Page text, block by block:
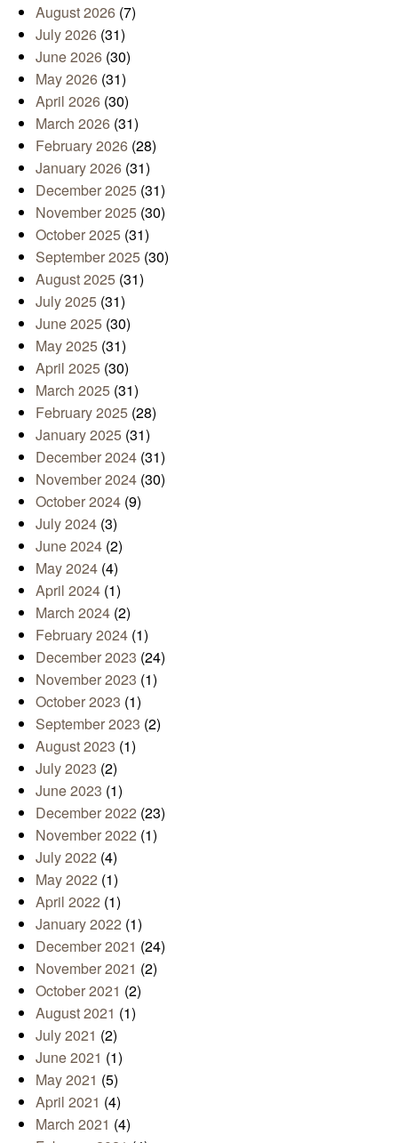
August 2026 (7)
July 2026 (31)
June 2026 (30)
May 2026 (31)
April 2026 (30)
March 2026 (31)
February 2026 (28)
January 2026 (31)
December 2025 (31)
November 2025 (30)
October 2025 (31)
September 2025 (30)
August 2025 (31)
July 2025 (31)
June 2025 (30)
May 2025 (31)
April 2025 (30)
March 2025 (31)
February 2025 (28)
January 2025 (31)
December 2024 (31)
November 2024 (30)
October 2024 (9)
July 2024 (3)
June 2024 (2)
May 2024 (4)
April 2024 (1)
March 2024 (2)
February 2024 (1)
December 2023 (24)
November 2023 (1)
October 2023 (1)
September 2023 (2)
August 2023 (1)
July 2023 (2)
June 2023 (1)
December 2022 (23)
November 2022 (1)
July 2022 (4)
May 2022 (1)
April 2022 (1)
January 2022 (1)
December 2021 (24)
November 2021 (2)
October 2021 (2)
August 2021 (1)
July 2021 (2)
June 2021 (1)
May 2021 (5)
April 2021 (4)
March 2021 (4)